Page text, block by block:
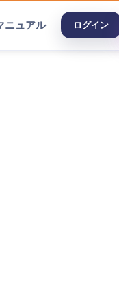
ニュアル ログイン